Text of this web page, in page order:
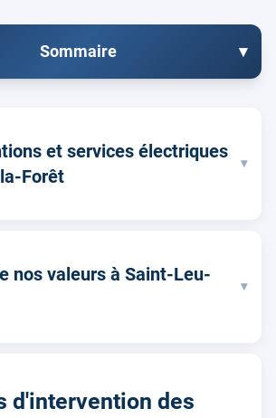
Sommaire ▾
et services électriques
Forêt
▾
nos valeurs à Saint-Leu-
▾
d'intervention des